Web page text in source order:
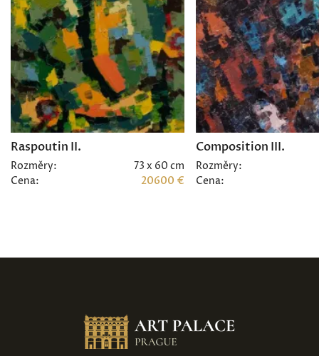
Raspoutin II.
Rozměry:
73 x 60 cm
Cena:
20600 €
Composition III.
Rozměry:
Cena: